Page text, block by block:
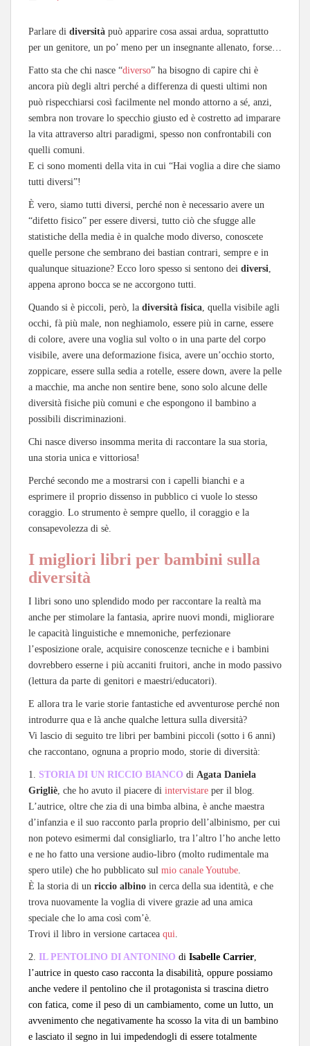
Parlare di diversità può apparire cosa assai ardua, soprattutto
per un genitore, un po’ meno per un insegnante allenato, forse…
Fatto sta che chi nasce “diverso” ha bisogno di capire chi è
ancora più degli altri perché a differenza di questi ultimi non
può rispecchiarsi così facilmente nel mondo attorno a sé, anzi,
sembra non trovare lo specchio giusto ed è costretto ad imparare
la vita attraverso altri paradigmi, spesso non confrontabili con
quelli comuni.
E ci sono momenti della vita in cui “Hai voglia a dire che siamo
tutti diversi”!
È vero, siamo tutti diversi, perché non è necessario avere un
“difetto fisico” per essere diversi, tutto ciò che sfugge alle
statistiche della media è in qualche modo diverso, conoscete
quelle persone che sembrano dei bastian contrari, sempre e in
qualunque situazione? Ecco loro spesso si sentono dei diversi
appena aprono bocca se ne accorgono tutti.
Quando si è piccoli, però, la diversità fisica , quella visibile agli
occhi, fà più male, non neghiamolo, essere più in carne, essere
di colore, avere una voglia sul volto o in una parte del corpo
visibile, avere una deformazione fisica, avere un’occhio storto,
zoppicare, essere sulla sedia a rotelle, essere down, avere la pelle
a macchie, ma anche non sentire bene, sono solo alcune delle
diversità fisiche più comuni e che espongono il bambino a
possibili discriminazioni.
Chi nasce diverso insomma merita di raccontare la sua storia,
una storia unica e vittoriosa!
Perché secondo me a mostrarsi con i capelli bianchi e a
esprimere il proprio dissenso in pubblico ci vuole lo stesso
coraggio. Lo strumento è sempre quello, il coraggio e la
consapevolezza di sè.
I migliori libri per bambini sulla
diversità
I libri sono uno splendido modo per raccontare la realtà ma
anche per stimolare la fantasia, aprire nuovi mondi, migliorare
le capacità linguistiche e mnemoniche, perfezionare
l’esposizione orale, acquisire conoscenze tecniche e i bambini
dovrebbero esserne i più accaniti fruitori, anche in modo passivo
(lettura da parte di genitori e maestri/educatori).
E allora tra le varie storie fantastiche ed avventurose perché non
introdurre qua e là anche qualche lettura sulla diversità?
Vi lascio di seguito tre libri per bambini piccoli (sotto i 6 anni)
che raccontano, ognuna a proprio modo, storie di diversità:
1. STORIA DI UN RICCIO BIANCO di Agata Daniela
Grigliè , che ho avuto il piacere di intervistare per il blog.
L’autrice, oltre che zia di una bimba albina, è anche maestra
d’infanzia e il suo racconto parla proprio dell’albinismo, per cui
non potevo esimermi dal consigliarlo, tra l’altro l’ho anche letto
e ne ho fatto una versione audio-libro (molto rudimentale ma
spero utile) che ho pubblicato sul mio canale Youtube
È la storia di un riccio albino in cerca della sua identità, e che
trova nuovamente la voglia di vivere grazie ad una amica
speciale che lo ama così com’è.
Trovi il libro in versione cartacea qui
2. IL PENTOLINO DI ANTONINO di Isabelle Carrier
l’autrice in questo caso racconta la disabilità, oppure possiamo
anche vedere il pentolino che il protagonista si trascina dietro
con fatica, come il peso di un cambiamento, come un lutto, un
avvenimento che negativamente ha scosso la vita di un bambino
e lasciato il segno in lui impedendogli di essere totalmente